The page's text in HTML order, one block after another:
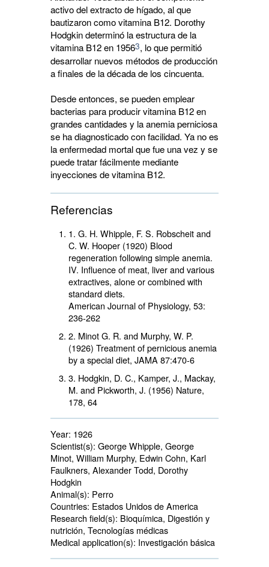
activo del extracto de hígado, al que
bautizaron como vitamina B12. Dorothy
Hodgkin determinó la estructura de la
vitamina B12 en 19563, lo que permitió
desarrollar nuevos métodos de producción
a finales de la década de los cincuenta.
Desde entonces, se pueden emplear
bacterias para producir vitamina B12 en
grandes cantidades y la anemia perniciosa
se ha diagnosticado con facilidad. Ya no es
la enfermedad mortal que fue una vez y se
puede tratar fácilmente mediante
inyecciones de vitamina B12.
Referencias
1. G. H. Whipple, F. S. Robscheit and
C. W. Hooper (1920) Blood
regeneration following simple anemia.
IV. Influence of meat, liver and various
extractives, alone or combined with
standard diets.
American Journal of Physiology, 53:
236-262
2. Minot G. R. and Murphy, W. P.
(1926) Treatment of pernicious anemia
by a special diet, JAMA 87:470-6
3. Hodgkin, D. C., Kamper, J., Mackay,
M. and Pickworth, J. (1956) Nature,
178, 64
Year: 1926
Scientist(s): George Whipple, George
Minot, William Murphy, Edwin Cohn, Karl
Faulkners, Alexander Todd, Dorothy
Hodgkin
Animal(s): Perro
Countries: Estados Unidos de America
Research field(s): Bioquímica, Digestión y
nutrición, Tecnologías médicas
Medical application(s): Investigación básica